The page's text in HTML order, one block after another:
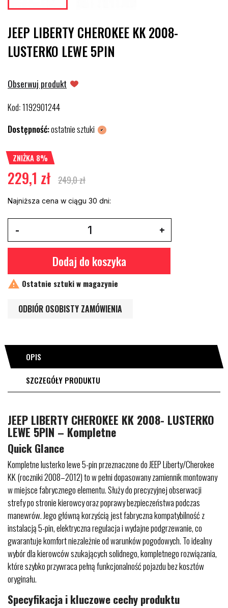
JEEP LIBERTY CHEROKEE KK 2008-
LUSTERKO LEWE 5PIN
Obserwuj produkt
Kod:1192901244
Dostępność:ostatnie sztuki
ZNIŻKA 8%
229,1 zł 249,0 zł
Najniższa cena w ciągu 30 dni:
Dodaj do koszyka
 Ostatnie sztuki w magazynie
ODBIÓR OSOBISTY ZAMÓWIENIA
OPIS
SZCZEGÓŁY PRODUKTU
JEEP LIBERTY CHEROKEE KK 2008- LUSTERKO
LEWE 5PIN – Kompletne
Quick Glance
Kompletne lusterko lewe 5-pin przeznaczone do JEEP Liberty/Cherokee
KK (roczniki 2008–2012) to w pełni dopasowany zamiennik montowany
w miejsce fabrycznego elementu. Służy do precyzyjnej obserwacji
strefy po stronie kierowcy oraz poprawy bezpieczeństwa podczas
manewrów. Jego główną korzyścią jest fabryczna kompatybilność z
instalacją 5-pin, elektryczna regulacja i wydajne podgrzewanie, co
gwarantuje komfort niezależnie od warunków pogodowych. To idealny
wybór dla kierowców szukających solidnego, kompletnego rozwiązania,
które szybko przywraca pełną funkcjonalność pojazdu bez kosztów
oryginału.
Specyfikacja i kluczowe cechy produktu